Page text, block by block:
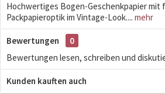
Hochwertiges Bogen-Geschenkpapier
Packpapieroptik im Vintage-Look.... mehr
Bewertungen
0
Bewertungen lesen, schreiben und
Kunden kauften auch